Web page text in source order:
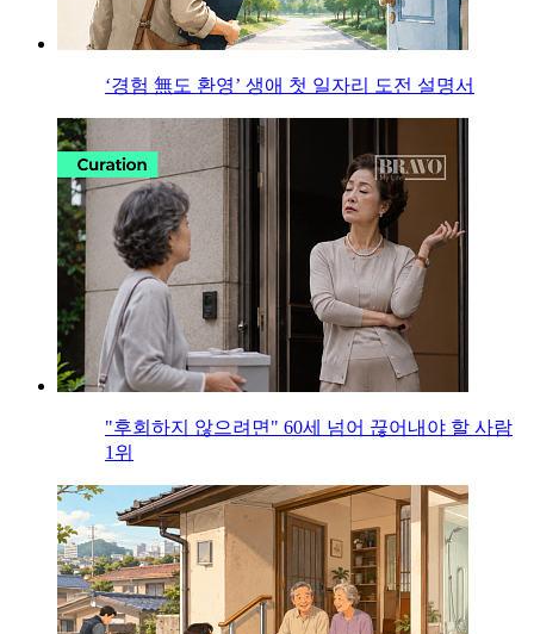
‘경험 無도 환영’ 생애 첫 일자리 도전 설명서
"후회하지 않으려면" 60세 넘어 끊어내야 할 사람
1위